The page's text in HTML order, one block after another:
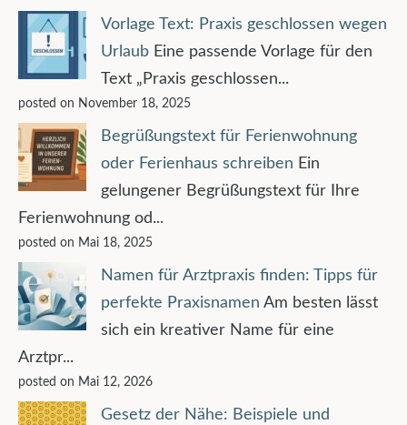
Vorlage Text: Praxis geschlossen wegen
Urlaub Eine passende Vorlage für den
Text „Praxis geschlossen...
posted on November 18, 2025
Begrüßungstext für Ferienwohnung
oder Ferienhaus schreiben Ein
gelungener Begrüßungstext für Ihre
Ferienwohnung od...
posted on Mai 18, 2025
Namen für Arztpraxis finden: Tipps für
perfekte Praxisnamen Am besten lässt
sich ein kreativer Name für eine
Arztpr...
posted on Mai 12, 2026
Gesetz der Nähe: Beispiele und